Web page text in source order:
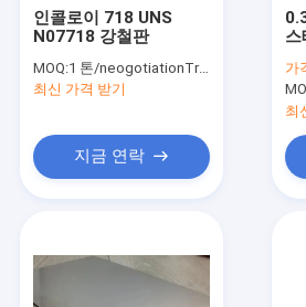
인콜로이 718 UNS
N07718 강철판
MOQ:1 톤/neogotiationTrial 순서 톤
최신 가격 받기
지금 연락
스
가
최